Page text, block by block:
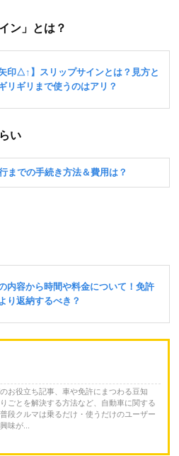
ン」とは？
い
お役立ち記事、車や免許にまつわる豆知
ごとを解決する方法など、自動車に関する
段クルマは乗るだけ・使うだけのユーザー
味が...